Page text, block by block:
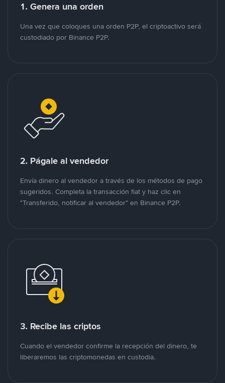
1. Genera una orden
Una vez que coloques una orden P2P, el criptoactivo será
custodiado por Binance P2P.
2. Págale al vendedor
Envía dinero al vendedor a través de los métodos de pago
sugeridos. Completa la transacción fiat y haz clic en
"Transferido, notificar al vendedor" en Binance P2P.
3. Recibe las criptos
Cuando el vendedor confirme la recepción del dinero, te
liberaremos las criptomonedas en custodia.